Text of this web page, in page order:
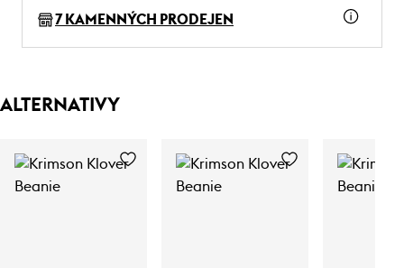
7 KAMENNÝCH PRODEJEN
ALTERNATIVY